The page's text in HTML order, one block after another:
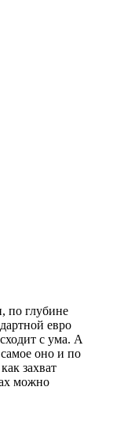
по глубине
евро
с ума. А
оно и по
захват
можно